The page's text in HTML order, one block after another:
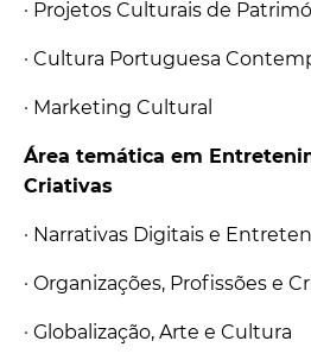
· Projetos Culturais de
· Cultura Portuguesa
· Marketing Cultural
Área temática em
Criativas
· Narrativas Digitais e
· Organizações, Profissões e
· Globalização, Arte e Cultura